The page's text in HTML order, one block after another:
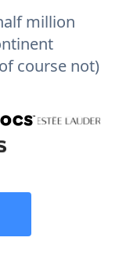
million
course not)